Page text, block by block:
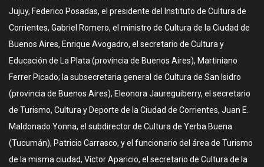
Jujuy, Fede­rico Posadas, el presidente del Instituto de Cultura de
Corrientes, Gabriel Romero, el ministro de Cultura de la Ciudad de
Buenos Aires, Enrique Avogadro, el secretario de Cultura y
Educación de La Plata (provincia de Buenos Aires), Martiniano
Ferrer Picado; la subsecretaria general de Cultura de San Isi­dro
(provincia de Buenos Aires), Eleonora Jaureguiberry, el secretario
de Turismo, Cultura y Deporte de la Ciudad de Corrientes, Juan E.
Maldonado Yonna, el subdirector de Cul­tura de Yerba Buena
(Tucumán), Patricio Carrasco, y el funcionario del área de Tu­rismo
de la misma ciudad, Víctor Aparicio, el secretario de Cultura de la